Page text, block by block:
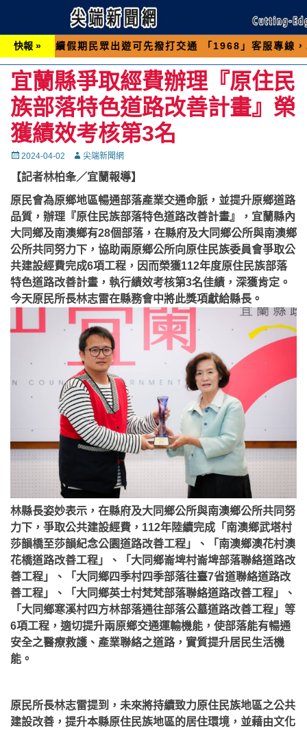
快報 »
期民眾出遊可先撥打交通 「1968」客服專線，以避免遇
宜蘭縣爭取經費辦理『原住民
族部落特色道路改善計畫』榮
獲績效考核第3名
Posted
2024-04-02 Autor尖端新聞網
【記者林柏夆／宜蘭報導】
原民會為原鄉地區暢通部落產業交通命脈，並提升原鄉道路
品質，辦理『原住民族部落特色道路改善計畫』，宜蘭縣內
大同鄉及南澳鄉有28個部落，在縣府及大同鄉公所與南澳鄉
公所共同努力下，協助兩原鄉公所向原住民族委員會爭取公
共建設經費完成6項工程，因而榮獲112年度原住民族部落
特色道路改善計畫，執行績效考核第3名佳績，深獲肯定。
今天原民所長林志雷在縣務會中將此獎項獻給縣長。
林縣長姿妙表示，在縣府及大同鄉公所與南澳鄉公所共同努
力下，爭取公共建設經費，112年陸續完成「南澳鄉武塔村
莎韻橋至莎韻紀念公園道路改善工程」、「南澳鄉澳花村澳
花橋道路改善工程」、「大同鄉崙埤村崙埤部落聯絡道路改
善工程」、「大同鄉四季村四季部落往臺7省道聯絡道路改
善工程」、「大同鄉英士村梵梵部落聯絡道路改善工程」、
「大同鄉寒溪村四方林部落通往部落公墓道路改善工程」等
6項工程，適切提升兩原鄉交通運輸機能，使部落能有暢通
安全之醫療救護、產業聯絡之道路，實質提升居民生活機
能。
原民所長林志雷提到，未來將持續致力原住民族地區之公共
建設改善，提升本縣原住民族地區的居住環境，並藉由文化